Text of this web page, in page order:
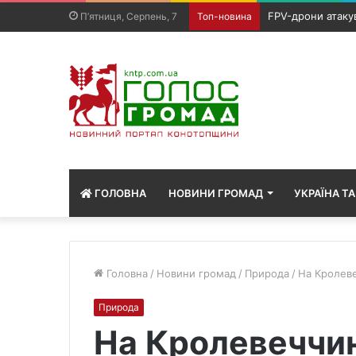
П’ятниця, Серпень, 7 Топ-новина На Сумщині вже
ГОЛОВНА НОВИНИ ГРОМАД УКРАЇНА
Головна / Новини громад / Природа / На
Природа
На